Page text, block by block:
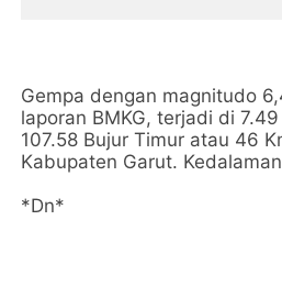
Gempa dengan magnitudo
laporan BMKG, terjadi di
107.58 Bujur Timur atau 46
Kabupaten Garut.
*Dn*